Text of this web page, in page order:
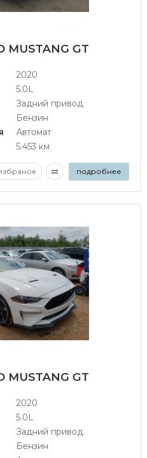
MUSTANG GT
2020
5.0L
Задний привод
Бензин
Автомат
5.453 км
подробнее
MUSTANG GT
2020
5.0L
Задний привод
Бензин